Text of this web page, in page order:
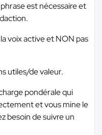
est nécessaire et
voix active et NON pas
utiles/de valeur.
pondérale qui
et vous mine le
besoin de suivre un